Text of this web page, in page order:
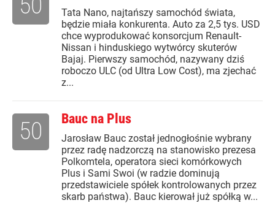
Tata Nano, najtańszy samochód świata,
będzie miała konkurenta. Auto za 2,5 tys. USD
chce wyprodukować konsorcjum Renault-
Nissan i hinduskiego wytwórcy skuterów
Bajaj. Pierwszy samochód, nazywany dziś
roboczo ULC (od Ultra Low Cost), ma zjechać
z...
Bauc na Plus
Jarosław Bauc został jednogłośnie wybrany
przez radę nadzorczą na stanowisko prezesa
Polkomtela, operatora sieci komórkowych
Plus i Sami Swoi (w radzie dominują
przedstawiciele spółek kontrolowanych przez
skarb państwa). Bauc kierował już spółką w...
50